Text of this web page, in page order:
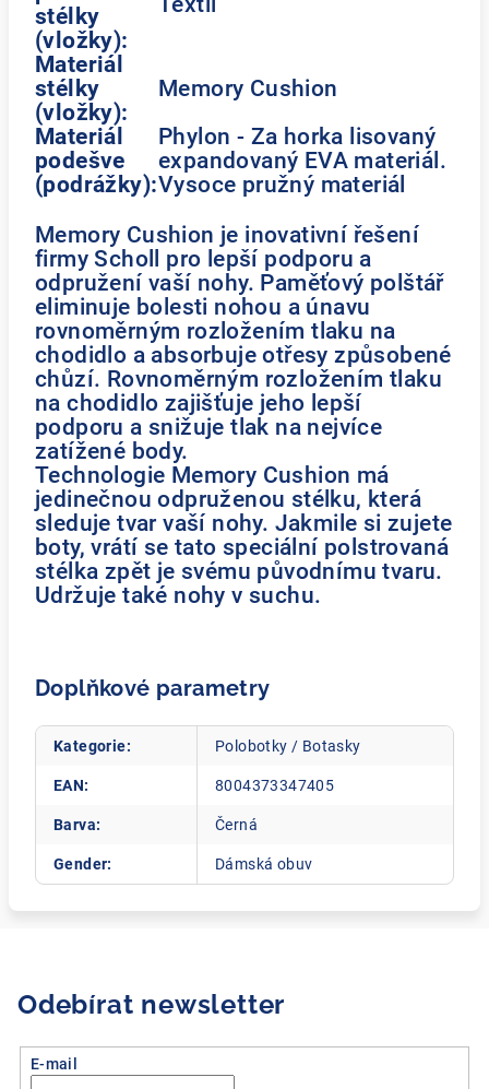
stélky
(vložky):
Materiál
stélky
(vložky):
Memory Cushion
Materiál
podešve
(podrážky):
Phylon - Za horka lisovaný
expandovaný EVA materiál.
Vysoce pružný materiál
Memory Cushion je inovativní řešení
firmy Scholl pro lepší podporu a
odpružení vaší nohy. Paměťový polštář
eliminuje bolesti nohou a únavu
rovnoměrným rozložením tlaku na
chodidlo a absorbuje otřesy způsobené
chůzí. Rovnoměrným rozložením tlaku
na chodidlo zajišťuje jeho lepší
podporu a snižuje tlak na nejvíce
zatížené body.
Technologie Memory Cushion má
jedinečnou odpruženou stélku, která
sleduje tvar vaší nohy. Jakmile si zujete
boty, vrátí se tato speciální polstrovaná
stélka zpět je svému původnímu tvaru.
Udržuje také nohy v suchu.
Doplňkové parametry
Kategorie: Polobotky / Botasky
EAN: 8004373347405
Barva: Černá
Gender: Dámská obuv
Odebírat newsletter
E-mail